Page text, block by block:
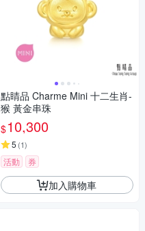
點睛品 Charme Mini 十二生肖-
猴 黃金串珠
$10,300
5 (1)
活動 券
加入購物車